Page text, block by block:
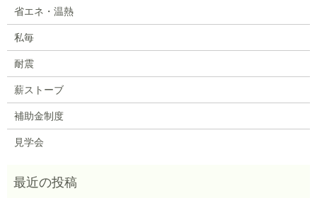
省エネ・温熱
私毎
耐震
薪ストーブ
補助金制度
見学会